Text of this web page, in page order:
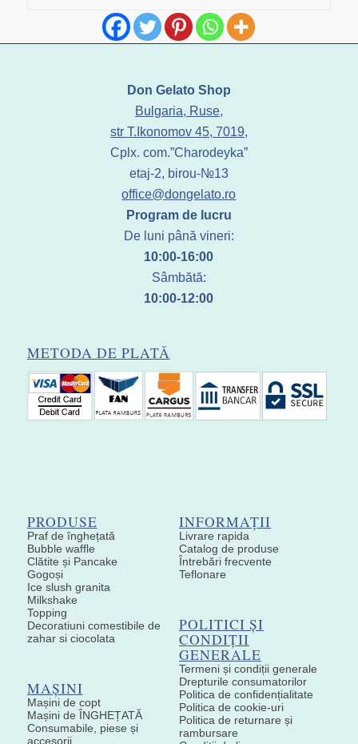
Don Gelato Shop
Bulgaria, Ruse,
str T.Ikonomov 45, 7019,
Cplx. com.”Charodeyka”
etaj-2, birou-№13
office@dongelato.ro
Program de lucru
De luni până vineri:
10:00-16:00
Sâmbătă:
10:00-12:00
METODA DE PLATĂ
PRODUSE
Praf de înghețată
Bubble waffle
Clătite și Pancake
Gogoși
Ice slush granita
Milkshake
Topping
Decoratiuni comestibile de
zahar si ciocolata
MAȘINI
Mașini de copt
Mașini de ÎNGHEȚATĂ
Consumabile, piese și
accesorii
INFORMAȚII
Livrare rapida
Catalog de produse
Întrebări frecvente
Teflonare
POLITICI ȘI
CONDIȚII
GENERALE
Termeni și condiții generale
Drepturile consumatorilor
Politica de confidențialitate
Politica de cookie-uri
Politica de returnare și
rambursare